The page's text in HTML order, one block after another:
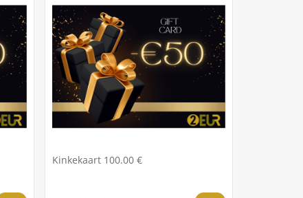
Kinkekaart 100.00 €